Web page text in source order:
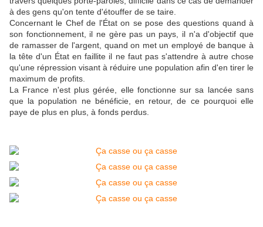
à des gens qu'on tente d'étouffer de se taire.
Concernant le Chef de l'État on se pose des questions quand à
son fonctionnement, il ne gère pas un pays, il n'a d'objectif que
de ramasser de l'argent, quand on met un employé de banque à
la tête d'un État en faillite il ne faut pas s'attendre à autre chose
qu'une répression visant à réduire une population afin d'en tirer le
maximum de profits.
La France n'est plus gérée, elle fonctionne sur sa lancée sans
que la population ne bénéficie, en retour, de ce pourquoi elle
paye de plus en plus, à fonds perdus.